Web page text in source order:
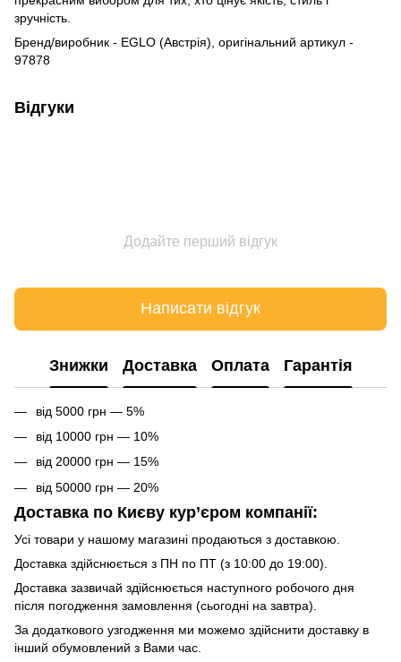
зручність.
Бренд/виробник - EGLO (Австрія), оригінальний артикул -
97878
Відгуки
Додайте перший відгук
Написати відгук
Знижки Доставка Оплата Гарантія
від 5000 грн — 5%
від 10000 грн — 10%
від 20000 грн — 15%
від 50000 грн — 20%
Доставка по Києву кур’єром компанії:
Усі товари у нашому магазині продаються з доставкою.
Доставка здійснюється з ПН по ПТ (з 10:00 до 19:00).
Доставка зазвичай здійснюється наступного робочого дня
після погодження замовлення (сьогодні на завтра).
За додаткового узгодження ми можемо здійснити доставку в
інший обумовлений з Вами час.